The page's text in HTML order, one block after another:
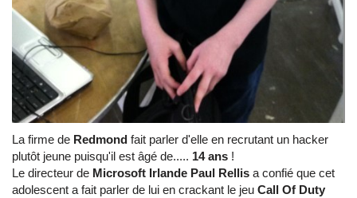
La firme de Redmond fait parler d'elle en recrutant un hacker
plutôt jeune puisqu'il est âgé de..... 14 ans !
Le directeur de Microsoft Irlande Paul Rellis a confié que cet
adolescent a fait parler de lui en crackant le jeu Call Of Duty